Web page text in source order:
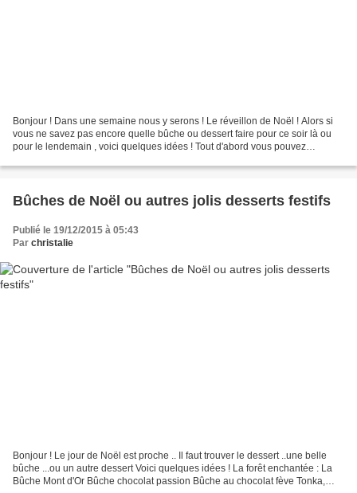
Bonjour ! Dans une semaine nous y serons ! Le réveillon de Noël ! Alors si
vous ne savez pas encore quelle bûche ou dessert faire pour ce soir là ou
pour le lendemain , voici quelques idées ! Tout d'abord vous pouvez
Bûches de Noël ou autres jolis desserts festifs
Publié le 19/12/2015 à 05:43
Par christalie
Bonjour ! Le jour de Noël est proche .. Il faut trouver le dessert ..une belle
bûche ...ou un autre dessert Voici quelques idées ! La forêt enchantée : La
Bûche Mont d'Or Bûche chocolat passion Bûche au chocolat fève Tonka,